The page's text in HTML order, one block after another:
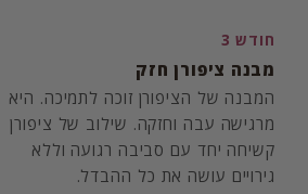
חודש 3
מבנה ציפורן חזק
המבנה של הציפורן זוכה לתמיכה. היא
מרגישה עבה וחזקה. שילוב של ציפורן
קשיחה יחד עם סביבה רגועה וללא
גירויים עושה את כל ההבדל.